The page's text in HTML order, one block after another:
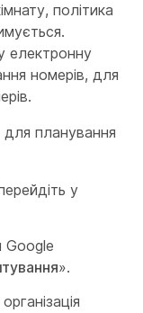
політика
електронну
номерів, для
планування
у
Google
».